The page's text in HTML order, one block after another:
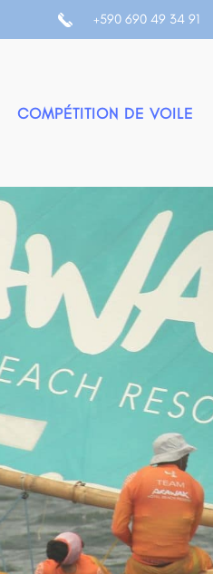
+590 690 49 34 91
COMPÉTITION DE VOILE